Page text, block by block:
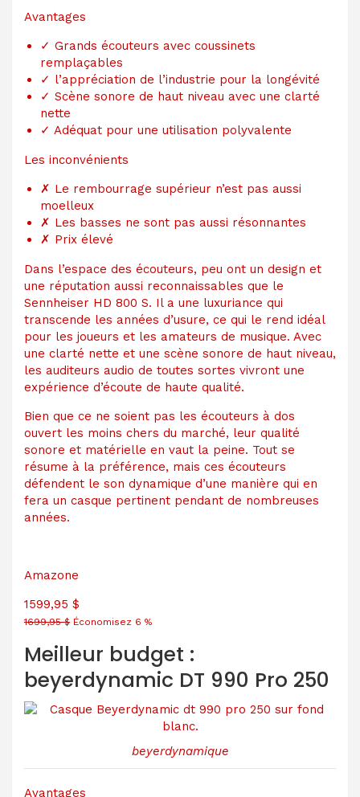
Avantages
✓ Grands écouteurs avec coussinets
remplaçables
✓ l’appréciation de l’industrie pour la longévité
✓ Scène sonore de haut niveau avec une clarté
nette
✓ Adéquat pour une utilisation polyvalente
Les inconvénients
✗ Le rembourrage supérieur n’est pas aussi
moelleux
✗ Les basses ne sont pas aussi résonnantes
✗ Prix ​​élevé
Dans l’espace des écouteurs, peu ont un design et
une réputation aussi reconnaissables que le
Sennheiser HD 800 S. Il a une luxuriance qui
transcende les années d’usure, ce qui le rend idéal
pour les joueurs et les amateurs de musique. Avec
une clarté nette et une scène sonore de haut niveau,
les auditeurs audio de toutes sortes vivront une
expérience d’écoute de haute qualité.
Bien que ce ne soient pas les écouteurs à dos
ouvert les moins chers du marché, leur qualité
sonore et matérielle en vaut la peine. Tout se
résume à la préférence, mais ces écouteurs
défendent le son dynamique d’une manière qui en
fera un casque pertinent pendant de nombreuses
années.
Amazone
1599,95 $
1699,95 $ Économisez 6 %
Meilleur budget :
beyerdynamic DT 990 Pro 250
beyerdynamique
Avantages